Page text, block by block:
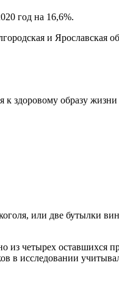
год на 16,6%.
и Ярославская
к здоровому образу
или две бутылки
из четырех
в исследовании